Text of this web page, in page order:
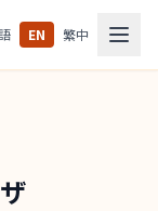
EN 繁中